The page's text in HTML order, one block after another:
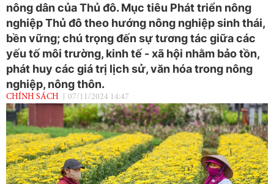
nông dân của Thủ đô. Mục tiêu Phát triển nông
nghiệp Thủ đô theo hướng nông nghiệp sinh thái,
bền vững; chú trọng đến sự tương tác giữa các
yếu tố môi trường, kinh tế - xã hội nhằm bảo tồn,
phát huy các giá trị lịch sử, văn hóa trong nông
nghiệp, nông thôn.
CHÍNH SÁCH 07/11/2024 14:47